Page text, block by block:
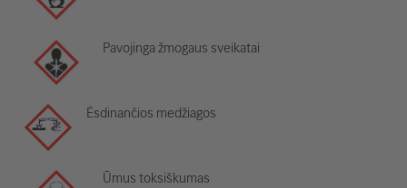
Pavojinga žmogaus sveikatai
Ėsdinančios medžiagos
Ūmus toksiškumas